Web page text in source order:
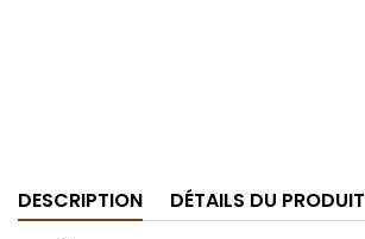
DESCRIPTION DÉTAILS DU PRODUIT